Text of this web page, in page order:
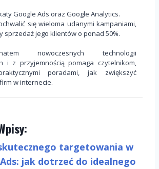
Google Ads oraz Google Analytics.
się wieloma udanymi kampaniami,
sprzedaż jego klientów o ponad 50%.
nowoczesnych technologii
i z przyjemnością pomaga czytelnikom,
poradami, jak zwiększyć
w internecie.
targetowania w
jak dotrzeć do idealnego